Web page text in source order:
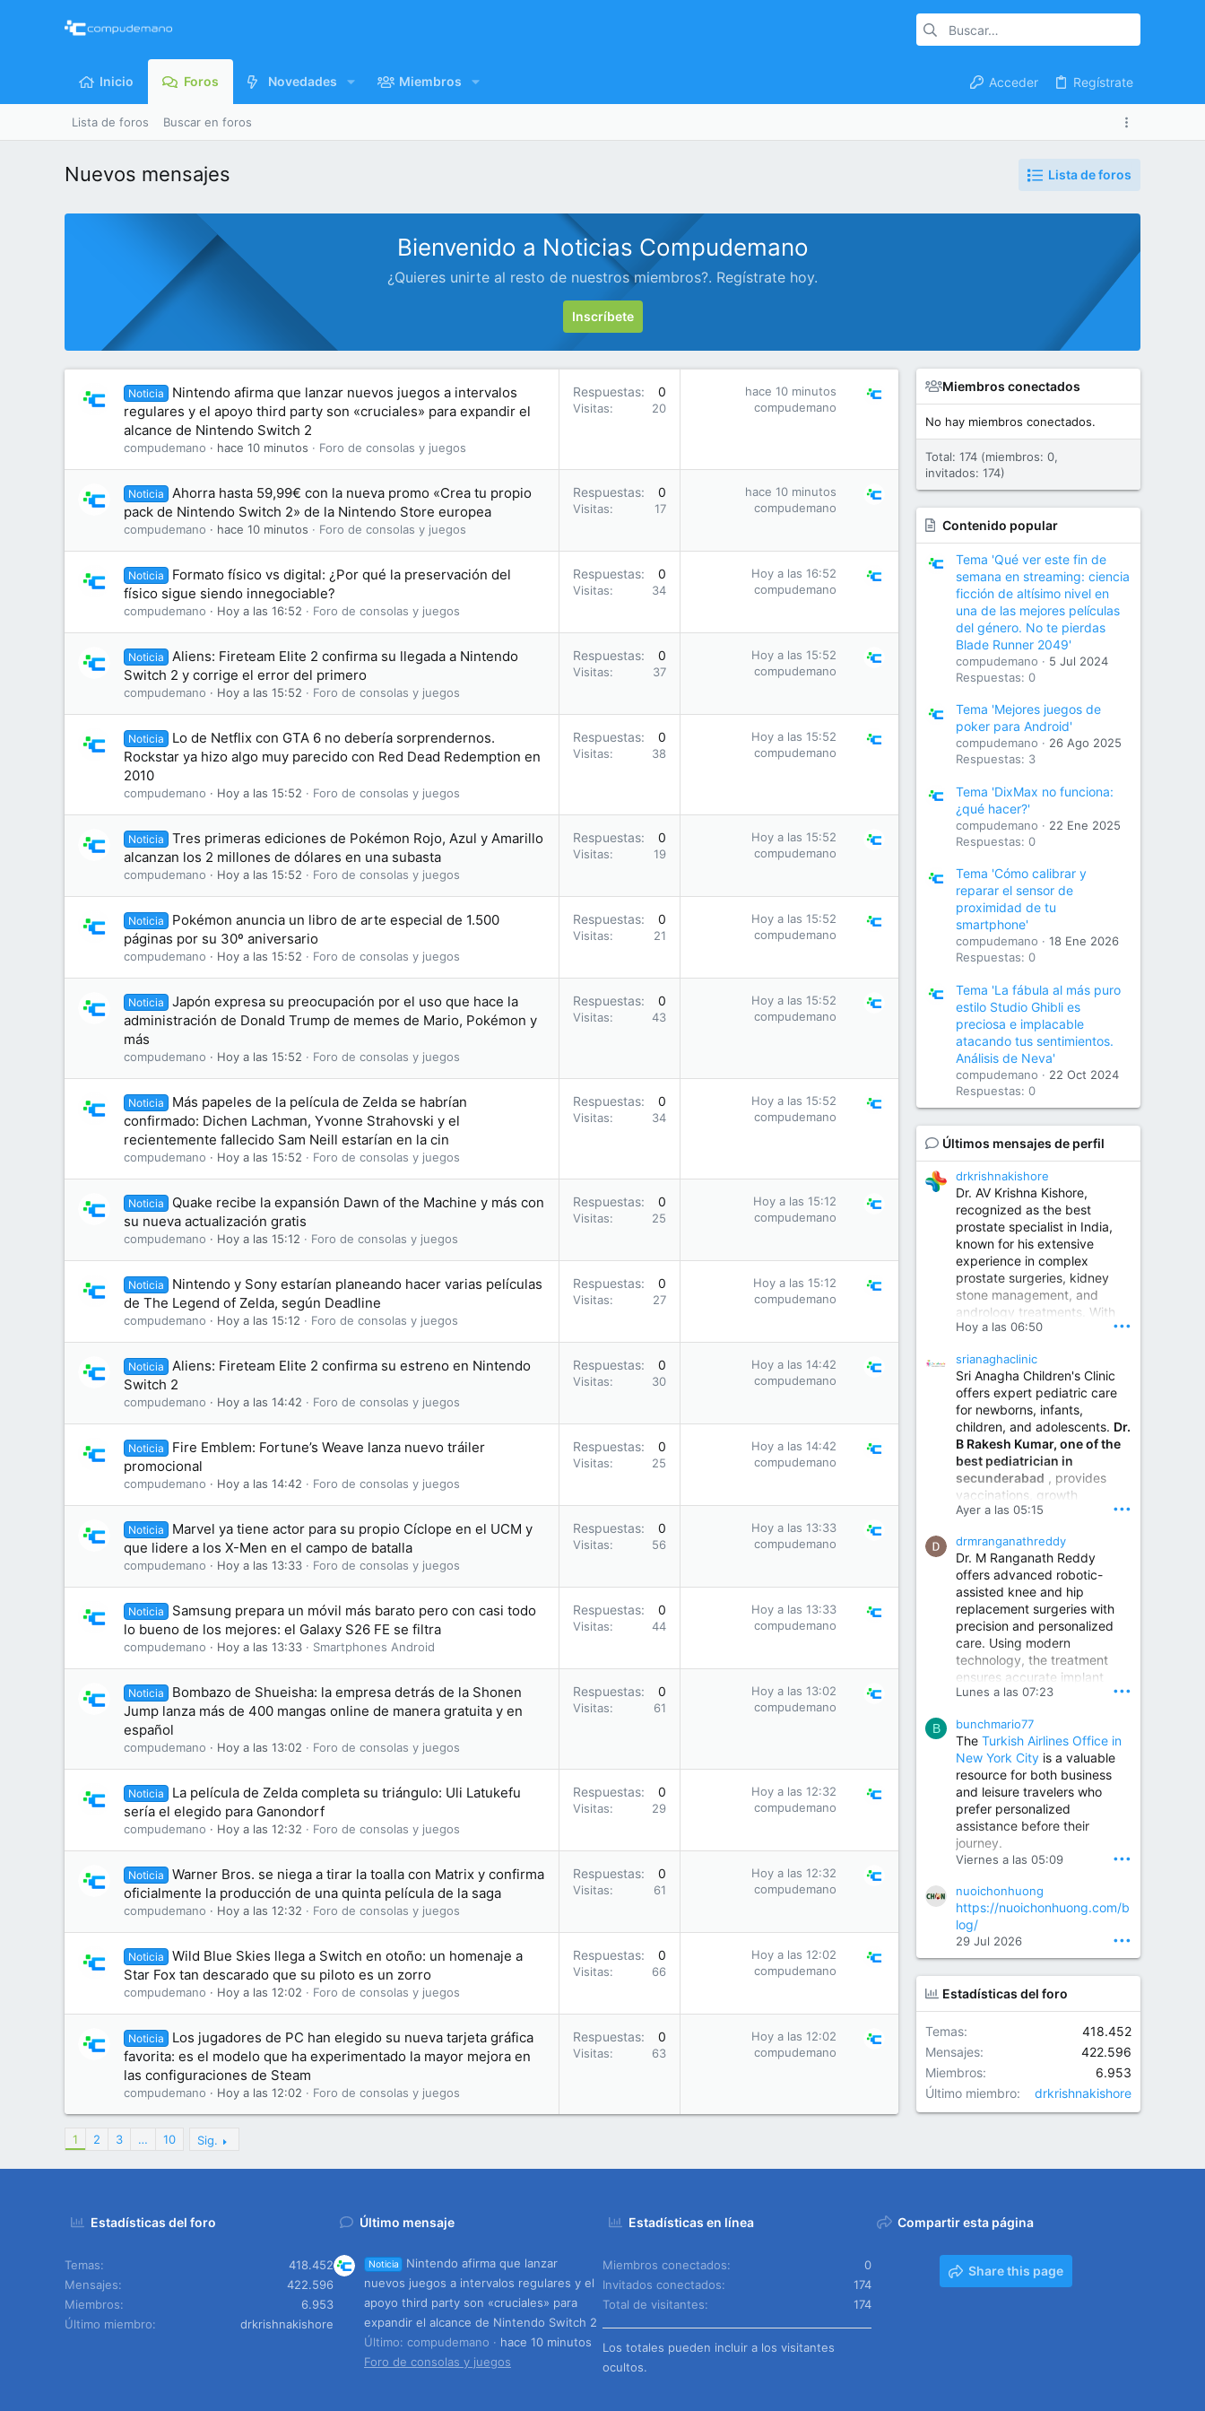
Inicio Foros Novedades Miembros Acceder Regístrate
Lista de foros Buscar en foros
Nuevos mensajes Lista de foros
Bienvenido a Noticias Compudemano
¿Quieres unirte al resto de nuestros miembros?. Regístrate hoy.
Inscríbete
Noticia
Nintendo afirma que lanzar nuevos juegos a intervalos
regulares y el apoyo third party son «cruciales» para expandir el
alcance de Nintendo Switch 2
compudemano hace 10 minutos Foro de consolas y juegos
Respuestas 0
Visitas 20
hace 10 minutos
compudemano
Noticia
Ahorra hasta 59,99€ con la nueva promo «Crea tu propio
pack de Nintendo Switch 2» de la Nintendo Store europea
compudemano hace 10 minutos Foro de consolas y juegos
Respuestas 0
Visitas 17
hace 10 minutos
compudemano
Noticia
Formato físico vs digital: ¿Por qué la preservación del
físico sigue siendo innegociable?
compudemano Hoy a las 16:52 Foro de consolas y juegos
Respuestas 0
Visitas 34
Hoy a las 16:52
compudemano
Noticia
Aliens: Fireteam Elite 2 confirma su llegada a Nintendo
Switch 2 y corrige el error del primero
compudemano Hoy a las 15:52 Foro de consolas y juegos
Respuestas 0
Visitas 37
Hoy a las 15:52
compudemano
Noticia
Lo de Netflix con GTA 6 no debería sorprendernos.
Rockstar ya hizo algo muy parecido con Red Dead Redemption en
2010
compudemano Hoy a las 15:52 Foro de consolas y juegos
Respuestas 0
Visitas 38
Hoy a las 15:52
compudemano
Noticia
Tres primeras ediciones de Pokémon Rojo, Azul y Amarillo
alcanzan los 2 millones de dólares en una subasta
compudemano Hoy a las 15:52 Foro de consolas y juegos
Respuestas 0
Visitas 19
Hoy a las 15:52
compudemano
Noticia
Pokémon anuncia un libro de arte especial de 1.500
páginas por su 30º aniversario
compudemano Hoy a las 15:52 Foro de consolas y juegos
Respuestas 0
Visitas 21
Hoy a las 15:52
compudemano
Noticia
Japón expresa su preocupación por el uso que hace la
administración de Donald Trump de memes de Mario, Pokémon y
más
compudemano Hoy a las 15:52 Foro de consolas y juegos
Respuestas 0
Visitas 43
Hoy a las 15:52
compudemano
Noticia
Más papeles de la película de Zelda se habrían
confirmado: Dichen Lachman, Yvonne Strahovski y el
recientemente fallecido Sam Neill estarían en la cin
compudemano Hoy a las 15:52 Foro de consolas y juegos
Respuestas 0
Visitas 34
Hoy a las 15:52
compudemano
Noticia
Quake recibe la expansión Dawn of the Machine y más con
su nueva actualización gratis
compudemano Hoy a las 15:12 Foro de consolas y juegos
Respuestas 0
Visitas 25
Hoy a las 15:12
compudemano
Noticia
Nintendo y Sony estarían planeando hacer varias películas
de The Legend of Zelda, según Deadline
compudemano Hoy a las 15:12 Foro de consolas y juegos
Respuestas 0
Visitas 27
Hoy a las 15:12
compudemano
Noticia
Aliens: Fireteam Elite 2 confirma su estreno en Nintendo
Switch 2
compudemano Hoy a las 14:42 Foro de consolas y juegos
Respuestas 0
Visitas 30
Hoy a las 14:42
compudemano
Noticia
Fire Emblem: Fortune’s Weave lanza nuevo tráiler
promocional
compudemano Hoy a las 14:42 Foro de consolas y juegos
Respuestas 0
Visitas 25
Hoy a las 14:42
compudemano
Noticia
Marvel ya tiene actor para su propio Cíclope en el UCM y
que lidere a los X-Men en el campo de batalla
compudemano Hoy a las 13:33 Foro de consolas y juegos
Respuestas 0
Visitas 56
Hoy a las 13:33
compudemano
Noticia
Samsung prepara un móvil más barato pero con casi todo
lo bueno de los mejores: el Galaxy S26 FE se filtra
compudemano Hoy a las 13:33 Smartphones Android
Respuestas 0
Visitas 44
Hoy a las 13:33
compudemano
Noticia
Bombazo de Shueisha: la empresa detrás de la Shonen
Jump lanza más de 400 mangas online de manera gratuita y en
español
compudemano Hoy a las 13:02 Foro de consolas y juegos
Respuestas 0
Visitas 61
Hoy a las 13:02
compudemano
Noticia
La película de Zelda completa su triángulo: Uli Latukefu
sería el elegido para Ganondorf
compudemano Hoy a las 12:32 Foro de consolas y juegos
Respuestas 0
Visitas 29
Hoy a las 12:32
compudemano
Noticia
Warner Bros. se niega a tirar la toalla con Matrix y confirma
oficialmente la producción de una quinta película de la saga
compudemano Hoy a las 12:32 Foro de consolas y juegos
Respuestas 0
Visitas 61
Hoy a las 12:32
compudemano
Noticia
Wild Blue Skies llega a Switch en otoño: un homenaje a
Star Fox tan descarado que su piloto es un zorro
compudemano Hoy a las 12:02 Foro de consolas y juegos
Respuestas 0
Visitas 66
Hoy a las 12:02
compudemano
Noticia
Los jugadores de PC han elegido su nueva tarjeta gráfica
favorita: es el modelo que ha experimentado la mayor mejora en
las configuraciones de Steam
compudemano Hoy a las 12:02 Foro de consolas y juegos
Respuestas 0
Visitas 63
Hoy a las 12:02
compudemano
1 2 3 … 10 Sig.
Miembros conectados
No hay miembros conectados.
Total: 174 (miembros: 0,
invitados: 174)
Contenido popular
Tema 'Qué ver este fin de
semana en streaming: ciencia
ficción de altísimo nivel en
una de las mejores películas
del género. No te pierdas
Blade Runner 2049'
compudemano
5 Jul 2024
Respuestas: 0
Tema 'Mejores juegos de
poker para Android'
compudemano
26 Ago 2025
Respuestas: 3
Tema 'DixMax no funciona:
¿qué hacer?'
compudemano
22 Ene 2025
Respuestas: 0
Tema 'Cómo calibrar y
reparar el sensor de
proximidad de tu
smartphone'
compudemano
18 Ene 2026
Respuestas: 0
Tema 'La fábula al más puro
estilo Studio Ghibli es
preciosa e implacable
atacando tus sentimientos.
Análisis de Neva'
compudemano
22 Oct 2024
Respuestas: 0
Últimos mensajes de perfil
drkrishnakishore
Dr. AV Krishna Kishore,
recognized as the best
prostate specialist in India,
known for his extensive
experience in complex
prostate surgeries, kidney
stone management, and
andrology treatments. With
years of surgical practice and
invasive and robotic
techniques.
Best Urologist in Vijayawada | Urology Specialist in Vijayawada
Dr. A. V. Krishna Kishore,
the Best Urologist...
www.drkrishnakishore.com
Hoy a las 06:50 •••
srianaghaclinic
Sri Anagha Children's Clinic
offers expert pediatric care
for newborns, infants,
children, and adolescents. Dr.
B Rakesh Kumar, one of the
best pediatrician in
secunderabad , provides
vaccinations, growth
monitoring, newborn care,
illnesses, nutrition guidance,
and preventive healthcare in
a child-friendly environment.
Children Hospital in Secunderabad | Best Pediatrician in Hyderabad | Neonatologist in Medchal
Our pediatrician and
Neonatologist team at...
www.srianaghaclinic.com
Ayer a las 05:15 •••
drmranganathreddy
Dr. M Ranganath Reddy
offers advanced robotic-
assisted knee and hip
replacement surgeries with
precision and personalized
care. Using modern
technology, the treatment
ensures accurate implant
placement, reduced pain,
improved joint function,
helping patients return to an
active and comfortable
lifestyle.
Orthopedic Surgeon in Kondapur | Best Orthopedic Doctor in Kondapur | Dr. M. Ranganath Reddy
Consult Dr. M. Ranganath
Reddy, the best...
www.drranganathreddy.co
m
Lunes a las 07:23 •••
B bunchmario77
The Turkish Airlines Office in
New York City is a valuable
resource for both business
and leisure travelers who
prefer personalized
assistance before their
journey.
Viernes a las 05:09 •••
nuoichonhuong
https://nuoichonhuong.com/b
log/
29 Jul 2026 •••
Estadísticas del foro
Temas
418.452
Mensajes
422.596
Miembros
6.953
Último miembro
drkrishnakishore
Estadísticas del foro
Temas
418.452
Mensajes
422.596
Miembros
6.953
Último miembro
drkrishnakishore
Último mensaje
Noticia
Nintendo afirma que lanzar
nuevos juegos a intervalos regulares y el
apoyo third party son «cruciales» para
expandir el alcance de Nintendo Switch 2
Último: compudemano
hace 10 minutos
Foro de consolas y juegos
Estadísticas en línea
Miembros conectados
0
Invitados conectados
174
Total de visitantes
174
Los totales pueden incluir a los visitantes
ocultos.
Compartir esta página
Share this page